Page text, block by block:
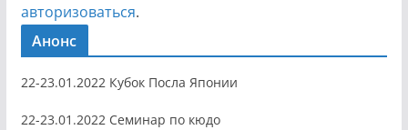
авторизоваться.
Анонс
22-23.01.2022 Кубок Посла Японии
22-23.01.2022 Семинар по кюдо